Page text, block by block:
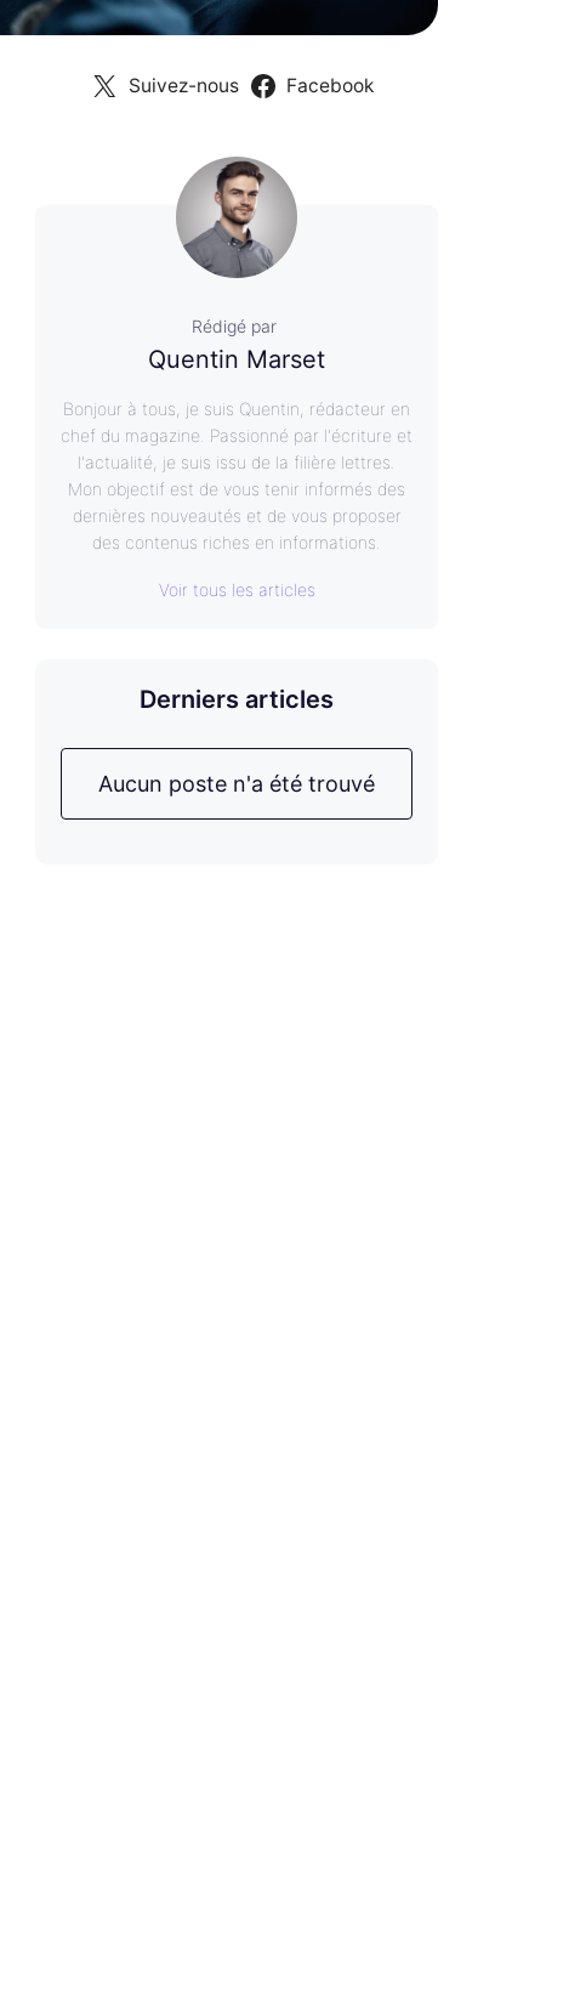
Suivez-nous Facebook
Rédigé par
Quentin Marset
Bonjour à tous, je suis Quentin, rédacteur en
chef du magazine. Passionné par l'écriture et
l'actualité, je suis issu de la filière lettres.
Mon objectif est de vous tenir informés des
dernières nouveautés et de vous proposer
des contenus riches en informations.
Voir tous les articles
Derniers articles
Aucun poste n'a été trouvé